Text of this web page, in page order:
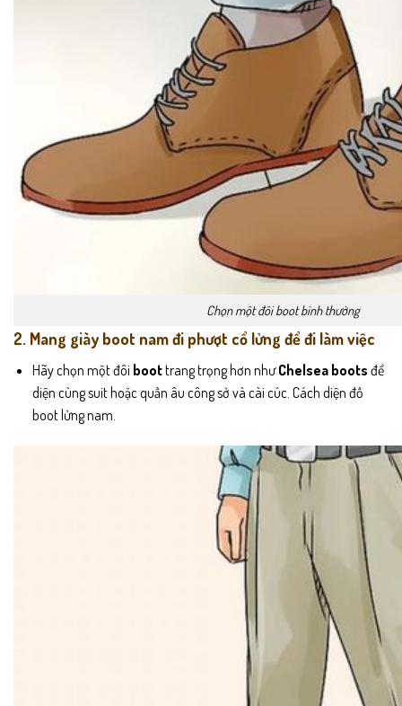
Chọn một đôi boot bình thường
2. Mang giày boot nam đi phượt cổ lửng để đi làm việc
Hãy chọn một đôi boottrang trọng hơn nhưChelsea boots để
diện cùng suit hoặc quần âu công sở và cài cúc. Cách diện đồ
boot lửng nam.